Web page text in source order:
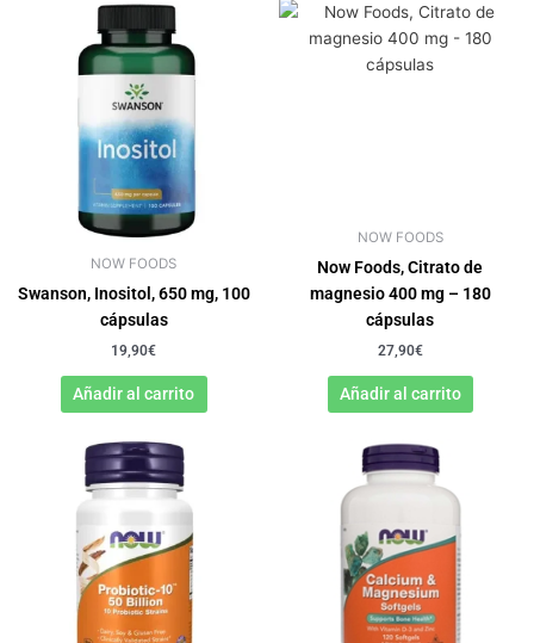
NOW FOODS
Swanson, Inositol, 650 mg, 100
cápsulas
19,90€
Añadir al carrito
NOW FOODS
Now Foods, Citrato de
magnesio 400 mg – 180
cápsulas
27,90€
Añadir al carrito